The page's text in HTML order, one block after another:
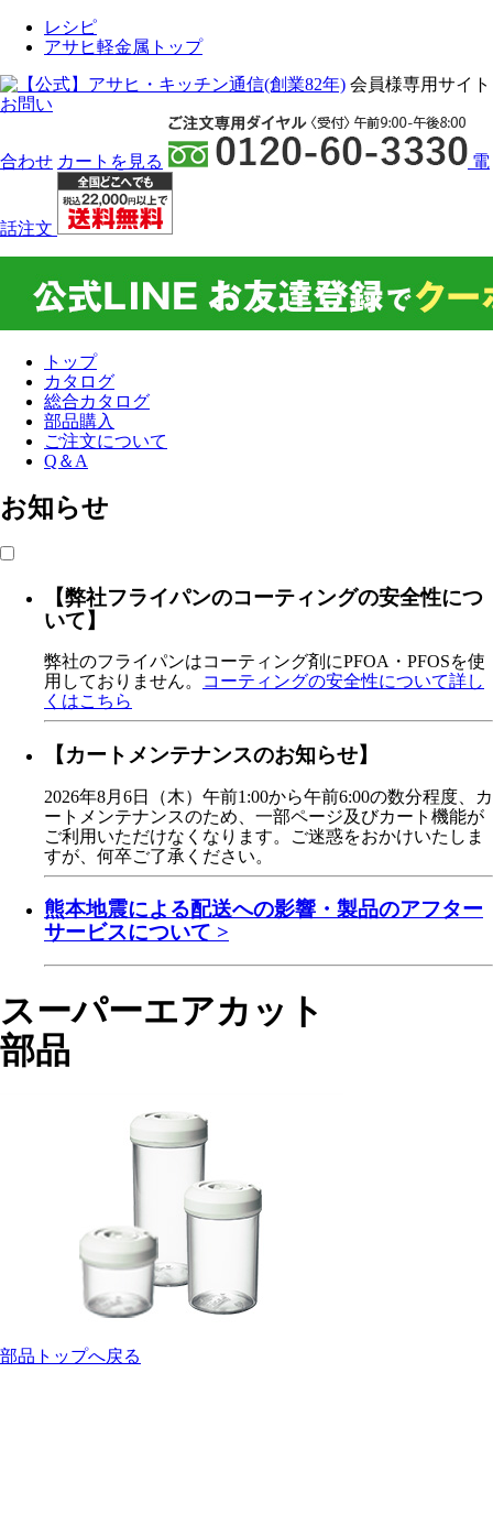
レシピ
アサヒ軽金属トップ
会員様専用サイト
お問い
合わせ カート を見る 電
話注文
トップ
カタログ
総合カタログ
部品購入
ご注文について
Q＆A
お知らせ
【弊社フライパンのコーティングの安全性につ
いて】
弊社のフライパンはコーティング剤にPFOA・PFOSを使
用しておりません。
コーティングの安全性について詳し
くはこちら
【カートメンテナンスのお知らせ】
2026年8月6日（木）午前1:00から午前6:00の数分程度、カ
ートメンテナンスのため、一部ページ及びカート機能が
ご利用いただけなくなります。ご迷惑をおかけいたしま
すが、何卒ご了承ください。
熊本地震による配送への影響・製品のアフター
サービスについて >
スーパーエアカット
部品
部品トップへ戻る